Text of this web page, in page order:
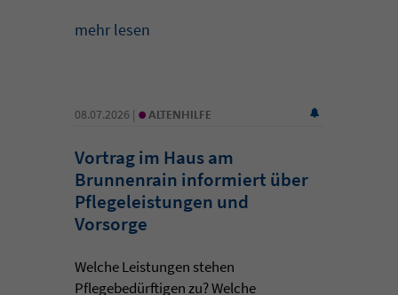
mehr lesen
08.07.2026 | • ALTENHILFE
Vortrag im Haus am
Brunnenrain informiert über
Pflegeleistungen und
Vorsorge
Welche Leistungen stehen
Pflegebedürftigen zu? Welche